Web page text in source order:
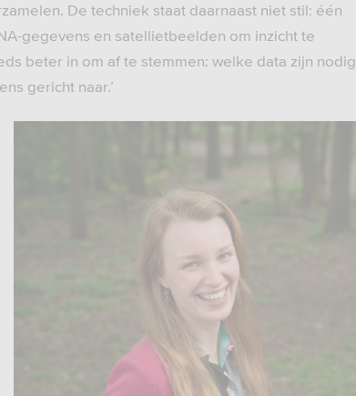
De techniek staat daarnaast niet stil: één
gegevens en satellietbeelden om inzicht te
beter in om af te stemmen: welke data zijn nodig
gericht naar.’